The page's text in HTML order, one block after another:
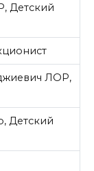
Детский
ЛОР,
Детский